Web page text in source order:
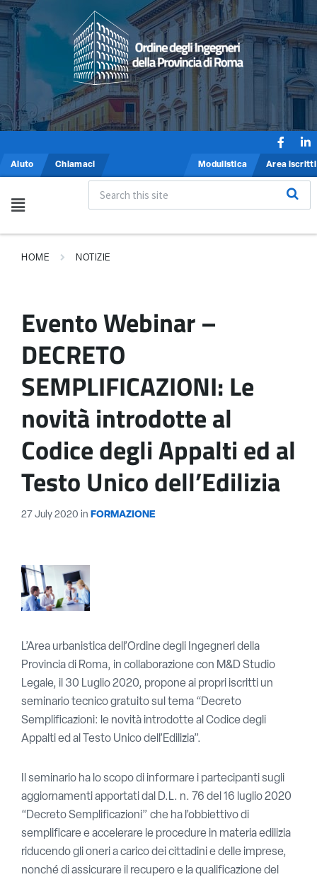
Aiuto Chiamaci Modulistica Area iscritti
HOME NOTIZIE
Evento Webinar –
DECRETO
SEMPLIFICAZIONI: Le
novità introdotte al
Codice degli Appalti ed al
Testo Unico dell’Edilizia
27 July 2020 in FORMAZIONE
L’Area urbanistica dell’Ordine degli Ingegneri della
Provincia di Roma, in collaborazione con M&D Studio
Legale, il 30 Luglio 2020, propone ai propri iscritti un
seminario tecnico gratuito sul tema “Decreto
Semplificazioni: le novità introdotte al Codice degli
Appalti ed al Testo Unico dell’Edilizia”.
Il seminario ha lo scopo di informare i partecipanti sugli
aggiornamenti apportati dal D.L. n. 76 del 16 luglio 2020
“Decreto Semplificazioni” che ha l’obbiettivo di
semplificare e accelerare le procedure in materia edilizia
riducendo gli oneri a carico dei cittadini e delle imprese,
nonché di assicurare il recupero e la qualificazione del